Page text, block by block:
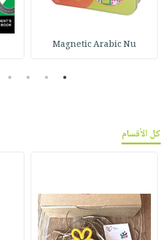
Magnetic Arabic Nu
1
2
3
4
كل الأقسام